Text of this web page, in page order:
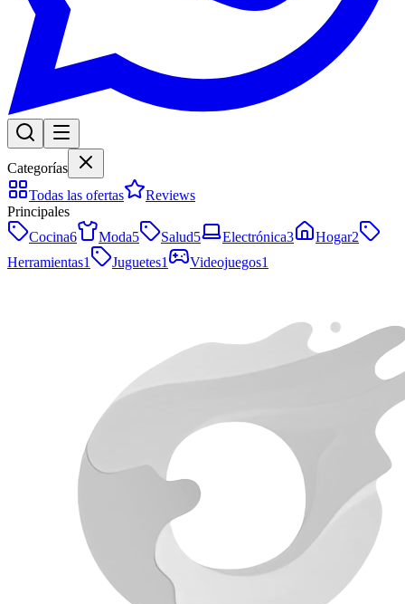
Categorías
Todas las ofertas
Reviews
Principales
Cocina6 Moda5 Salud5 Electrónica3 Hogar2
Herramientas1 Juguetes1 Videojuegos1